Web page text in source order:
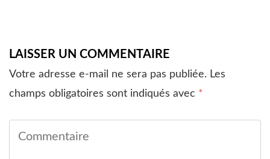
LAISSER UN COMMENTAIRE
Votre adresse e-mail ne sera pas publiée. Les
champs obligatoires sont indiqués avec *